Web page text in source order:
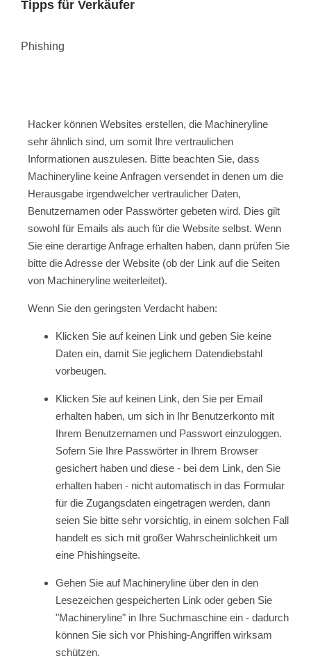
Tipps für Verkäufer
Phishing
Hacker können Websites erstellen, die Machineryline
sehr ähnlich sind, um somit Ihre vertraulichen
Informationen auszulesen. Bitte beachten Sie, dass
Machineryline keine Anfragen versendet in denen um die
Herausgabe irgendwelcher vertraulicher Daten,
Benutzernamen oder Passwörter gebeten wird. Dies gilt
sowohl für Emails als auch für die Website selbst. Wenn
Sie eine derartige Anfrage erhalten haben, dann prüfen Sie
bitte die Adresse der Website (ob der Link auf die Seiten
von Machineryline weiterleitet).
Wenn Sie den geringsten Verdacht haben:
Klicken Sie auf keinen Link und geben Sie keine
Daten ein, damit Sie jeglichem Datendiebstahl
vorbeugen.
Klicken Sie auf keinen Link, den Sie per Email
erhalten haben, um sich in Ihr Benutzerkonto mit
Ihrem Benutzernamen und Passwort einzuloggen.
Sofern Sie Ihre Passwörter in Ihrem Browser
gesichert haben und diese - bei dem Link, den Sie
erhalten haben - nicht automatisch in das Formular
für die Zugangsdaten eingetragen werden, dann
seien Sie bitte sehr vorsichtig, in einem solchen Fall
handelt es sich mit großer Wahrscheinlichkeit um
eine Phishingseite.
Gehen Sie auf Machineryline über den in den
Lesezeichen gespeicherten Link oder geben Sie
"Machineryline" in Ihre Suchmaschine ein - dadurch
können Sie sich vor Phishing-Angriffen wirksam
schützen.